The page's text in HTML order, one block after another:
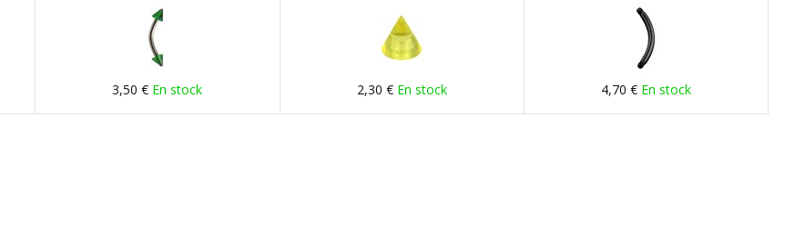
3,50 € En stock 2,30 € En stock 4,70 € En stock